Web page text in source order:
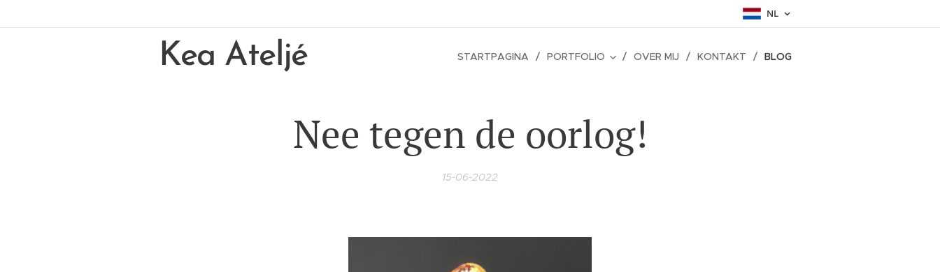
NL
Kea Ateljé STARTPAGINA PORTFOLIO OVER MIJ KONTAKT BLOG
Nee tegen de oorlog!
15-06-2022